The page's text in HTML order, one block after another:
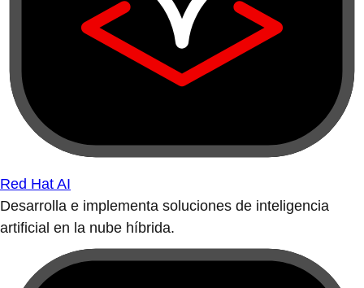
Red Hat AI
Desarrolla e implementa soluciones de inteligencia
artificial en la nube híbrida.